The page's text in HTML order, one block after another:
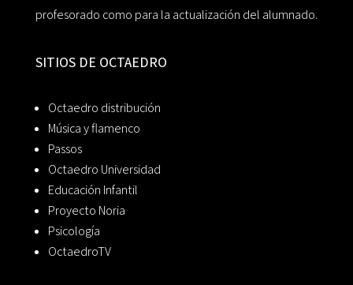
profesorado como para la actualización del alumnado.
SITIOS DE OCTAEDRO
Octaedro distribución
Música y flamenco
Passos
Octaedro Universidad
Educación Infantil
Proyecto Noria
Psicología
OctaedroTV